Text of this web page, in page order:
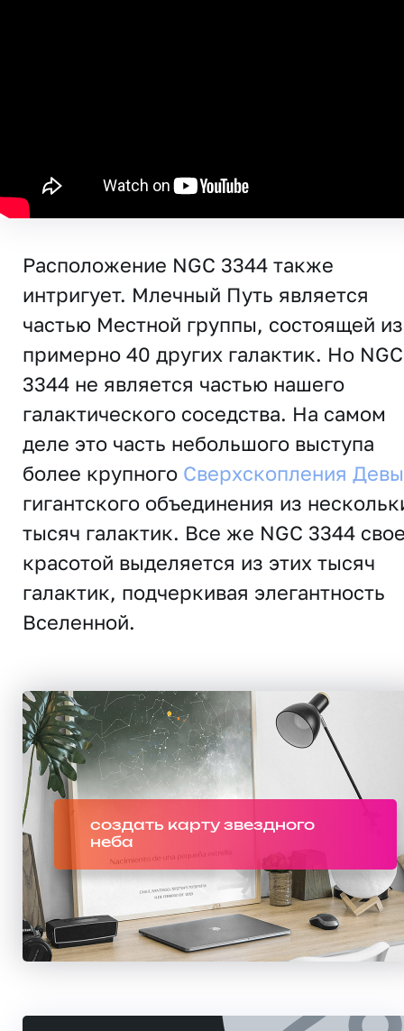
Расположение NGC 3344 также
интригует. Млечный Путь является
частью Местной группы, состоящей из
примерно 40 других галактик. Но NGC
3344 не является частью нашего
галактического соседства. На самом
деле это часть небольшого выступа
более крупного Сверхскопления Девы
гигантского объединения из
тысяч галактик. Все же NGC 3344
красотой выделяется из этих тысяч
галактик, подчеркивая элегантность
Вселенной.
создать карту звездного
неба